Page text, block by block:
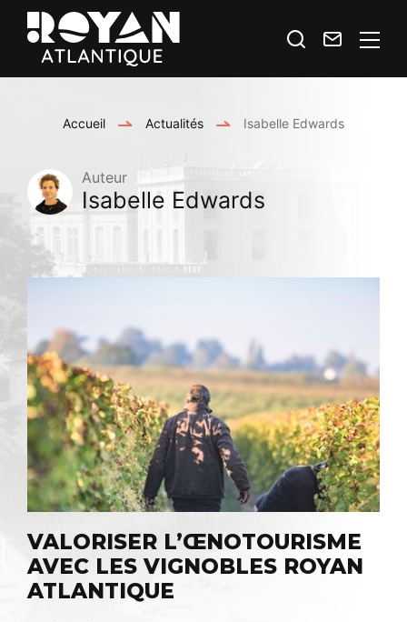
Royan
Atlantique
Contact
Accueil Actualités Isabelle Edwards
Auteur
Isabelle Edwards
VALORISER L’ŒNOTOURISME
AVEC LES VIGNOBLES ROYAN
ATLANTIQUE